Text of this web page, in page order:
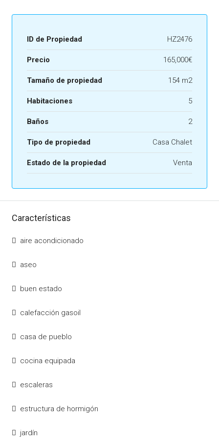
ID de Propiedad HZ2476
Precio 165,000€
Tamaño de propiedad 154 m2
Habitaciones 5
Baños 2
Tipo de propiedad Casa Chalet
Estado de la propiedad Venta
Características
aire acondicionado
aseo
buen estado
calefacción gasoil
casa de pueblo
cocina equipada
escaleras
estructura de hormigón
jardín